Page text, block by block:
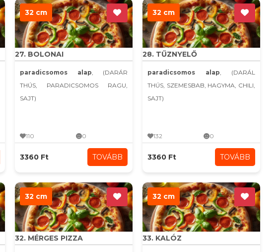
32 cm
27. BOLONAI
paradicsomos alap, (DARÁR
THÚS, PARADICSOMOS RAGU,
SAJT)
110 0
3360 Ft TOVÁBB
32 cm
28. TŰZNYELŐ
paradicsomos alap, (DARÁL
THÚS, SZEMESBAB, HAGYMA, CHILI,
SAJT)
132 0
3360 Ft TOVÁBB
32 cm
32. MÉRGES PIZZA
32 cm
33. KALÓZ